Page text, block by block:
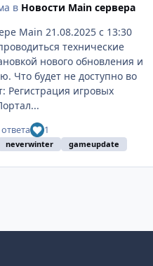
в Новости Main сервера
Main 21.08.2025 с 13:30
технические
нового обновления и
Что будет не доступно во
Регистрация игровых
1
neverwinter gameupdate